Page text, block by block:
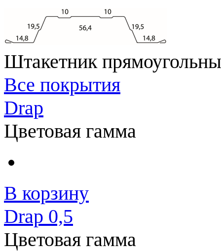
Штакетник
Все покрытия
Drap
Цветовая гамма
В корзину
Drap 0,5
Цветовая гамма